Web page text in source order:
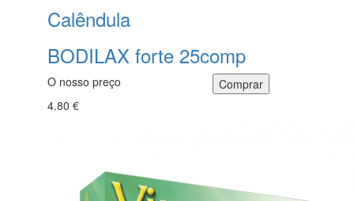
Calêndula
BODILAX forte 25comp
O nosso preço
4.80 €